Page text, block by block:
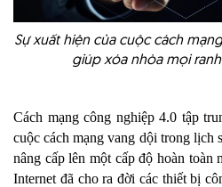
Sự xuất hiện của cuộc cách
giúp xóa nhòa mọi
Cách mạng công nghiệp 4.0 tập
cuộc cách mạng vang dội trong lịch
nâng cấp lên một cấp độ hoàn
Internet đã cho ra đời các thiết bị